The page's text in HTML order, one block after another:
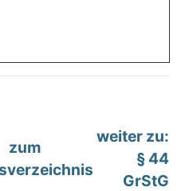
zum
weiter zu:
§ 44
GrStG